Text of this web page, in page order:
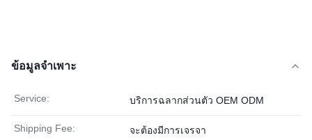
ข้อมูลจำเพาะ
Service: บริการฉลากส่วนตัว OEM ODM
Shipping Fee: จะต้องมีการเจรจา